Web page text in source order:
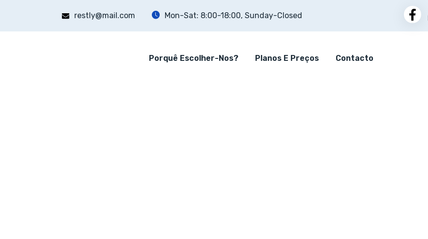
restly@mail.com Mon-Sat: 8:00-18:00, Sunday-Closed
Porquê Escolher-Nos? Planos E Preços Contacto